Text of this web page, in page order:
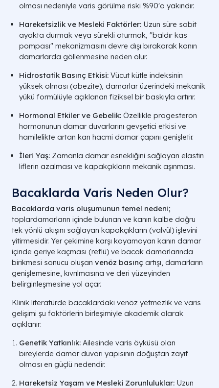
olması nedeniyle varis görülme riski %90'a yakındır.
Hareketsizlik ve Mesleki Faktörler: Uzun süre sabit
ayakta durmak veya sürekli oturmak, "baldır kas
pompası" mekanizmasını devre dışı bırakarak kanın
damarlarda göllenmesine neden olur.
Hidrostatik Basınç Etkisi: Vücut kütle indeksinin
yüksek olması (obezite), damarlar üzerindeki mekanik
yükü formülüyle açıklanan fiziksel bir baskıyla artırır.
Hormonal Etkiler ve Gebelik: Özellikle progesteron
hormonunun damar duvarlarını gevşetici etkisi ve
hamilelikte artan kan hacmi damar çapını genişletir.
İleri Yaş: Zamanla damar esnekliğini sağlayan elastin
liflerin azalması ve kapakçıkların mekanik aşınması.
Bacaklarda Varis Neden Olur?
Bacaklarda varis oluşumunun temel nedeni;
toplardamarların içinde bulunan ve kanın kalbe doğru
tek yönlü akışını sağlayan kapakçıkların (valvül) işlevini
yitirmesidir. Yer çekimine karşı koyamayan kanın damar
içinde geriye kaçması (reflü) ve bacak damarlarında
birikmesi sonucu oluşan venöz basınç artışı, damarların
genişlemesine, kıvrılmasına ve deri yüzeyinden
belirginleşmesine yol açar.
Klinik literatürde bacaklardaki venöz yetmezlik ve varis
gelişimi şu faktörlerin birleşimiyle akademik olarak
açıklanır:
Genetik Yatkınlık: Ailesinde varis öyküsü olan
bireylerde damar duvarı yapısının doğuştan zayıf
olması en güçlü nedendir.
Hareketsiz Yaşam ve Mesleki Zorunluluklar: Uzun